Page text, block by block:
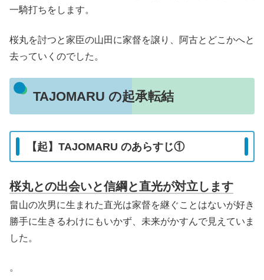
一騎打ちをします。
桜丸を討つと家臣の山田に家督を譲り、阿古とどこかへと
去っていくのでした。
TAJOMARU の起承転結
【起】TAJOMARU のあらすじ①
桜丸との出会いと信綱と直光が対立します
畠山の次男に生まれた直光は家督を継ぐことはないが好き
勝手に生きるわけにもいかず、未来がかすんで見えていま
した。
。